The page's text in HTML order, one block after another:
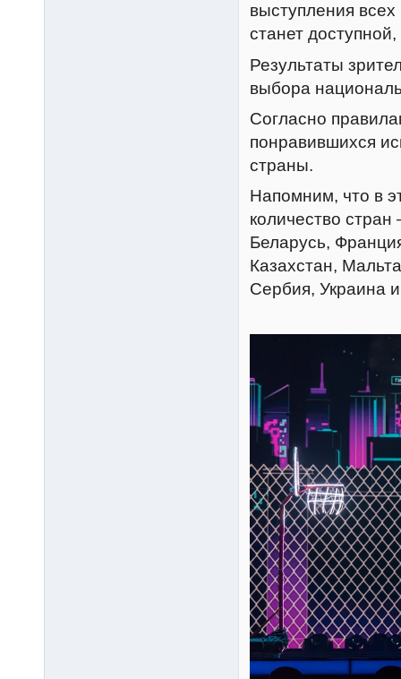
выступления всех
станет
Результаты
выбора
Согласно
понравившихся
страны.
Напомним, что в
количество
Беларусь,
Казахстан,
Сербия, Украина